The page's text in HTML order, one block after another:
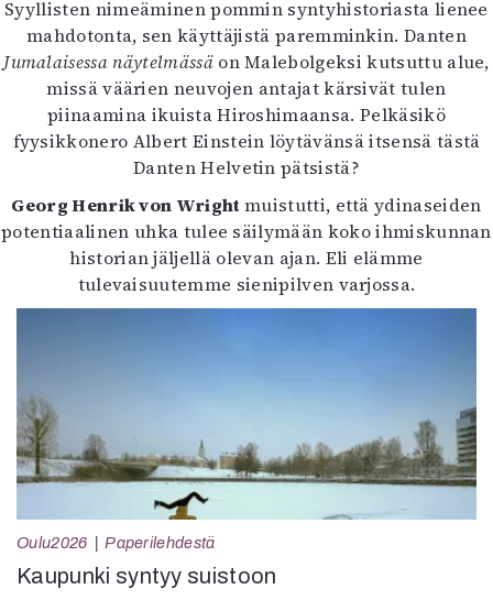
Syyllisten nimeäminen pommin syntyhistoriasta lienee
mahdotonta, sen käyttäjistä paremminkin. Danten
Jumalaisessa näytelmässä on Malebolgeksi kutsuttu alue,
missä väärien neuvojen antajat kärsivät tulen
piinaamina ikuista Hiroshimaansa. Pelkäsikö
fyysikkonero Albert Einstein löytävänsä itsensä tästä
Danten Helvetin pätsistä?
Georg Henrik von Wrightmuistutti, että ydinaseiden
potentiaalinen uhka tulee säilymään koko ihmiskunnan
historian jäljellä olevan ajan. Eli elämme
tulevaisuutemme sienipilven varjossa.
Oulu2026 Paperilehdestä
Kaupunki syntyy suistoon